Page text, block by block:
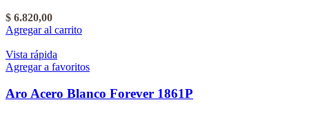
$ 6.820,00
Agregar al carrito
Vista rápida
Agregar a favoritos
Aro Acero Blanco Forever 1861P